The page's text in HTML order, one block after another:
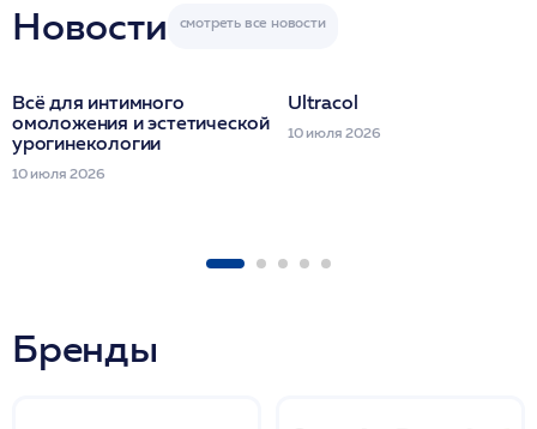
Новости
Всё для интимного
омоложения и эстетической
урогинекологии
10 июля 2026
Ultracol
10 июля 2026
Бренды